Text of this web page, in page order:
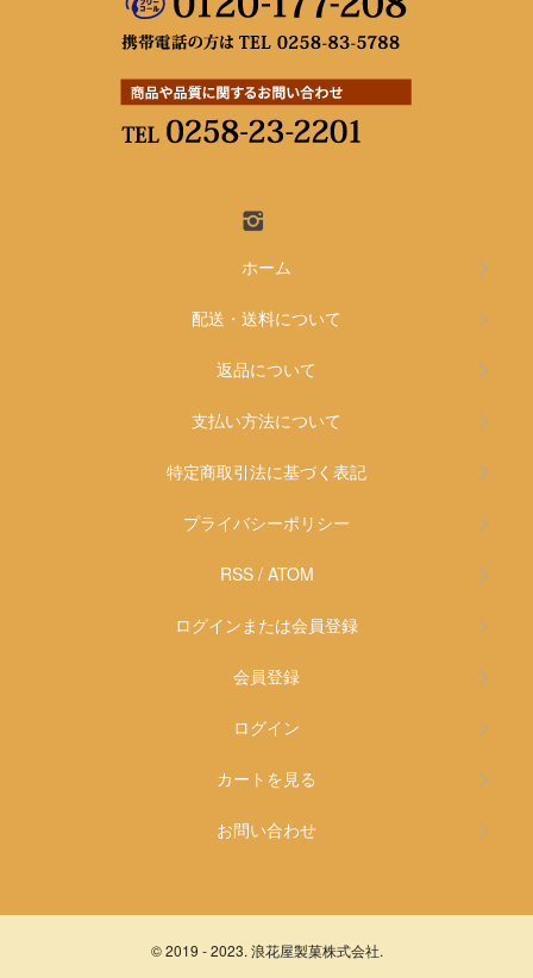
ホーム
配送・送料について
返品について
支払い方法について
特定商取引法に基づく表記
プライバシーポリシー
RSS/ ATOM
ログインまたは会員登録
会員登録
ログイン
カートを見る
お問い合わせ
© 2019 - 2023. 浪花屋製菓株式会社.